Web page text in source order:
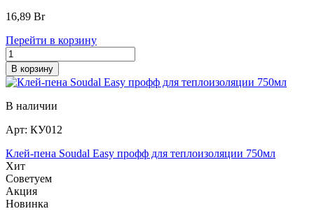
16,89 Br
Перейти в корзину
В корзину
В наличии
Арт: КУ012
Клей-пена Soudal Easy профф для теплоизоляции 750мл
Хит
Советуем
Акция
Новинка